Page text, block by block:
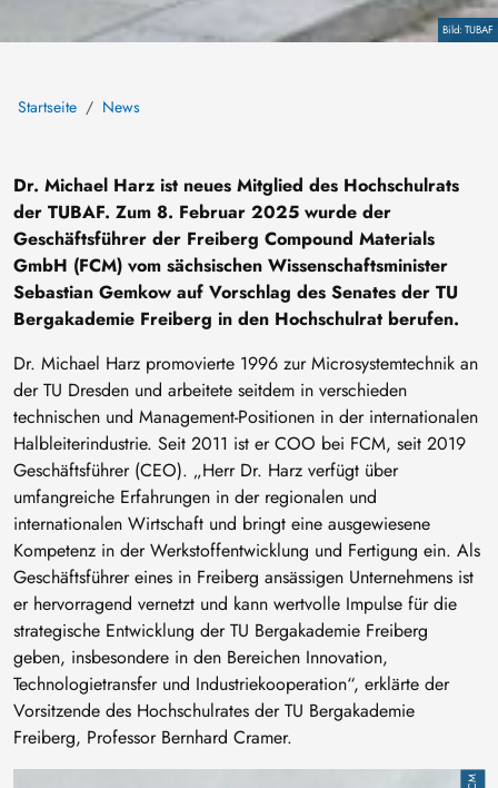
Copyright
TUBAF
Startseite News
Dr. Michael Harz ist neues Mitglied des Hochschulrats
der TUBAF. Zum 8. Februar 2025 wurde der
Geschäftsführer der Freiberg Compound Materials
GmbH (FCM) vom sächsischen Wissenschaftsminister
Sebastian Gemkow auf Vorschlag des Senates der TU
Bergakademie Freiberg in den Hochschulrat berufen.
Dr. Michael Harz promovierte 1996 zur Microsystemtechnik an
der TU Dresden und arbeitete seitdem in verschieden
technischen und Management-Positionen in der internationalen
Halbleiterindustrie. Seit 2011 ist er COO bei FCM, seit 2019
Geschäftsführer (CEO). „Herr Dr. Harz verfügt über
umfangreiche Erfahrungen in der regionalen und
internationalen Wirtschaft und bringt eine ausgewiesene
Kompetenz in der Werkstoffentwicklung und Fertigung ein. Als
Geschäftsführer eines in Freiberg ansässigen Unternehmens ist
er hervorragend vernetzt und kann wertvolle Impulse für die
strategische Entwicklung der TU Bergakademie Freiberg
geben, insbesondere in den Bereichen Innovation,
Technologietransfer und Industriekooperation“, erklärte der
Vorsitzende des Hochschulrates der TU Bergakademie
Freiberg, Professor Bernhard Cramer.